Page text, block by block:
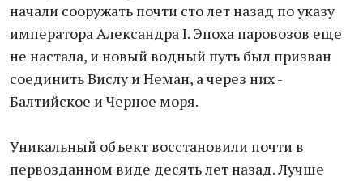
начали сооружать почти сто лет назад по указу
императора Александра I. Эпоха паровозов еще
не настала, и новый водный путь был призван
соединить Вислу и Неман, а через них -
Балтийское и Черное моря.
Уникальный объект восстановили почти в
первозданном виде десять лет назад. Лучше